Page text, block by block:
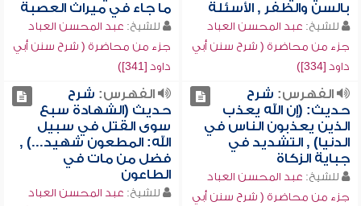
بالسن والظفر , الأسئلة
للشيخ: عبد المحسن العباد
جزء من محاضرة ( شرح سنن أبي
داود [334])
ما جاء في ميراث العصبة
للشيخ: عبد المحسن العباد
جزء من محاضرة ( شرح سنن أبي
داود [341])
الفهرس: شرح
حديث: (إن الله يعذب
الذين يعذبون الناس في
الدنيا) , التشديد في
جباية الزكاة
للشيخ: عبد المحسن العباد
جزء من محاضرة ( شرح سنن أبي
الفهرس: شرح
حديث (الشهادة سبع
سوى القتل في سبيل
الله: المطعون شهيد...) ,
فضل من مات في
الطاعون
للشيخ: عبد المحسن العباد